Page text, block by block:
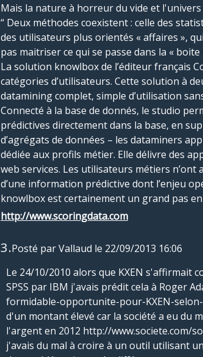
Mais la nature à horreur du vide et
“ Deux méthodes coexistent : celle des
des utilisateurs plus orientés « affaires »,
pas maitriser ce qui se passe dans la « boite
La solution knowlbox de l’éditeur français
catégories d’utilisateurs. Cette solution à
datamining complet, simple d’utilisation
Connecté à la base de donnés, le studio
prédictives directement dans la base, en
d’agrégats de données – les dataminers
dédiée aux profils métier. Elle délivre des
web services. Les utilisateurs métiers
d’une information prédictive dont l’enjeu
knowlbox est certainement un grand pas
http://www.scoringdata.com
3.Posté parVallaud le 22/09/2013 16:06
Le 24/10/2010 alors que KXEN s'affirmait
SPSS par IBM j'avais prédit cela à Roger
formidable-opportunite-pour-KXEN-selon-
d'un montant élevé car la société a eu du
l'argent en 2012 http://www.societe.com/
j'avais du mal à croire à un outil utilisant